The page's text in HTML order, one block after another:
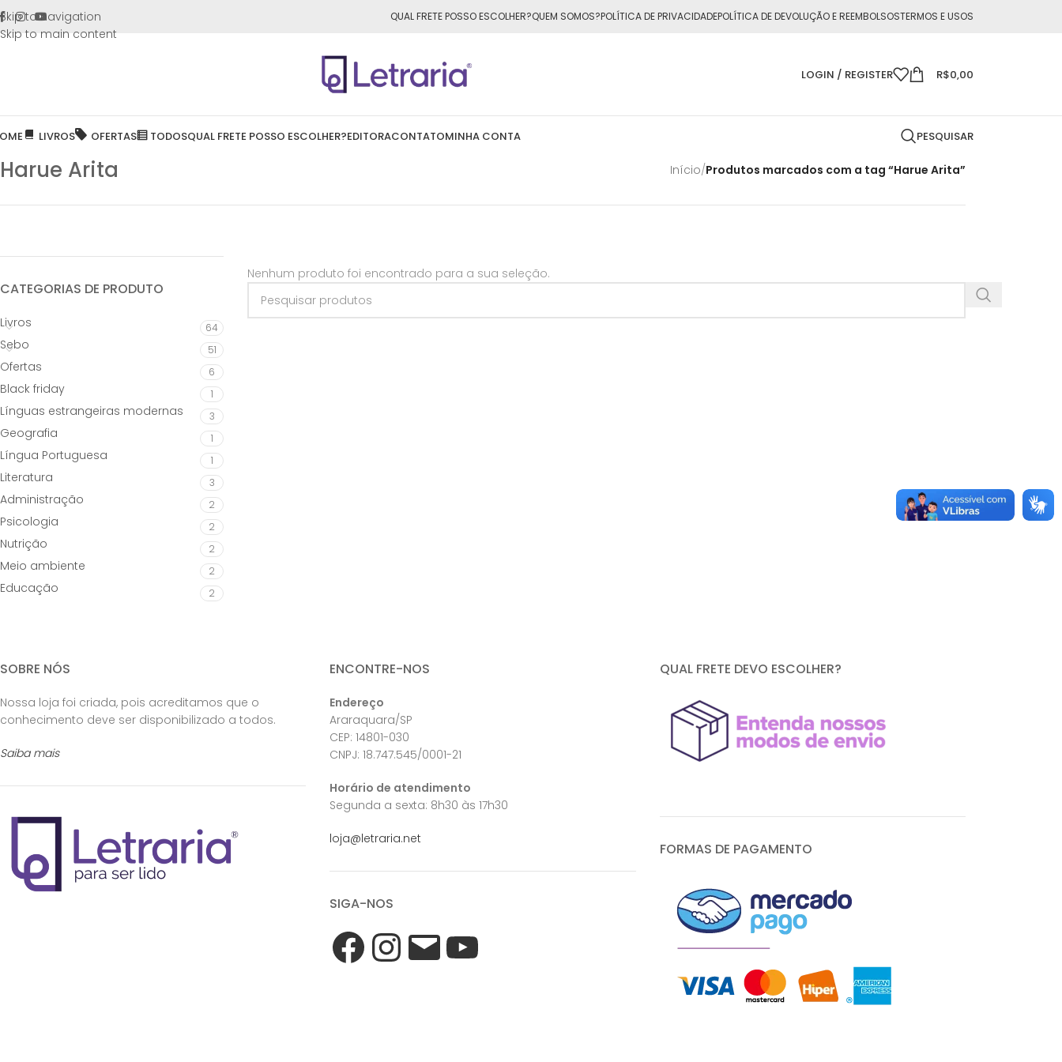
Skip to navigation
Skip to main content
para todo o Brasil nas compras acima de R$50,00
QUAL FRETE POSSO ESCOLHER?QUEM SOMOS?POLÍTICA DE PRIVACIDADEPOLÍTICA DE DEVOLUÇÃO E REEMBOLSOSTERMOS E USOS
LOGIN / REGISTER R$0,00
LIVROS OFERTAS TODOSQUAL FRETE POSSO ESCOLHER?EDITORACONTATOMINHA CONTA PESQUISAR
Harue Arita Início/Produtos marcados com a tag “Harue Arita”
CATEGORIAS DE PRODUTO
Livros 64
Sebo 51
Ofertas 6
Black friday 1
Línguas estrangeiras modernas 3
Geografia 1
Língua Portuguesa 1
Literatura 3
Administração 2
Psicologia 2
Nutrição 2
Meio ambiente 2
Educação 2
Nenhum produto foi encontrado para a sua seleção.
SOBRE NÓS
Nossa loja foi criada, pois acreditamos que o
conhecimento deve ser disponibilizado a todos.
Saiba mais
ENCONTRE-NOS
Endereço
Araraquara/SP
CEP: 14801-030
CNPJ: 18.747.545/0001-21
Horário de atendimento
Segunda a sexta: 8h30 às 17h30
loja@letraria.net
SIGA-NOS
QUAL FRETE DEVO ESCOLHER?
FORMAS DE PAGAMENTO